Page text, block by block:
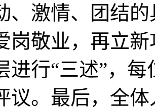
、激情、团结
岗敬业，再立
进行“三述”，
议。最后，全